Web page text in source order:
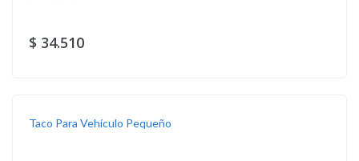
$ 34.510
Taco Para Vehículo Pequeño